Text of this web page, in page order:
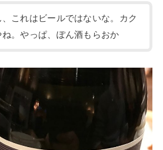
、これはビールではないな。カク
ね。やっぱ、ぽん酒もらおか